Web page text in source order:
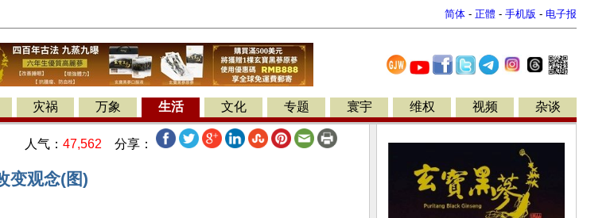
简体 - 正體 - 手机版 - 电子报
灾祸 万象 生活 文化 专题 寰宇 维权 视频 杂谈
人气： 47,562 分享：
变观念(图)